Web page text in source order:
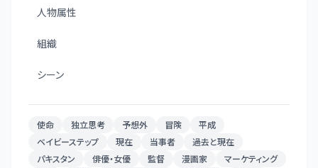
人物属性
組織
シーン
使命 独立思考 予想外 冒険
平成
ベイビーステップ
現在 当事者
過去と現在
パキスタン
俳優・女優 監督 漫画家
マーケティング